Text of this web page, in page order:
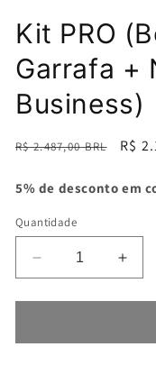
modal
Kit PRO
Garrafa +
Business)
Preço
R$ 2.487,00 BRL R$
5% de desconto em
Quantidade
Diminuir
a
quantidade
Kit
a
Kit